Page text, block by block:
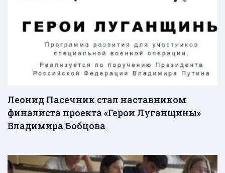
Леонид Пасечник стал наставником
финалиста проекта «Герои Луганщины»
Владимира Бобцова